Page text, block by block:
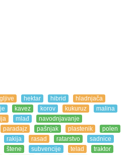
gljive hektar hibrid
hladnjača
kavez korov kukuruz
malina
mlađ
navodnjavanje
paradajz pašnjak plastenik
polen
rakija rasad ratarstvo
sadnice
štene subvencije telad
traktor